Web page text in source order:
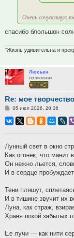
Очень сочувствую
спасибо блольшон
"Жизнь удивительна и
Люсьен
полковник
Re: мое
Сообщение
05 июл 2026, 20:36
Лунный свет в окно
Как огонек, что манит
Он нежно льется,
И в сердце
Тени пляшут,
И в тишине звучит их
Луна, как страж,
Храня покой забытых
Ее лучи — как нити